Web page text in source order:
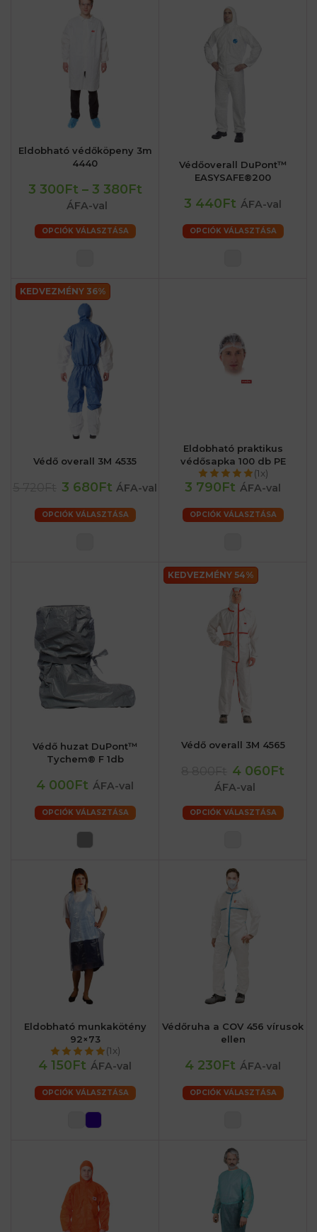
Eldobható védőköpeny 3m
4440
3 300Ft – 3 380Ft
ÁFA-val
OPCIÓK VÁLASZTÁSA
Védőoverall DuPont™
EASYSAFE®200
3 440Ft ÁFA-val
OPCIÓK VÁLASZTÁSA
KEDVEZMÉNY 36%
Védő overall 3M 4535
3 680Ft ÁFA-val
OPCIÓK VÁLASZTÁSA
Eldobható praktikus
védősapka 100 db PE
(1x)
3 790Ft ÁFA-val
OPCIÓK VÁLASZTÁSA
Védő huzat DuPont™
Tychem® F 1db
4 000Ft ÁFA-val
OPCIÓK VÁLASZTÁSA
KEDVEZMÉNY 54%
Védő overall 3M 4565
4 060Ft
ÁFA-val
OPCIÓK VÁLASZTÁSA
Eldobható munkakötény
92×73
(1x)
4 150Ft ÁFA-val
OPCIÓK VÁLASZTÁSA
Védőruha a COV 456 vírusok
ellen
4 230Ft ÁFA-val
OPCIÓK VÁLASZTÁSA